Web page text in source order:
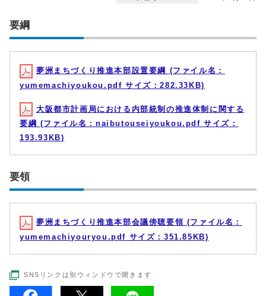
要綱
夢洲まちづくり推進本部設置要綱 (ファイル名：
yumemachiyoukou.pdf サイズ：282.33KB)
大阪都市計画局における内部統制の推進体制に関する
要綱 (ファイル名：naibutouseiyoukou.pdf サイズ：
193.93KB)
要領
夢洲まちづくり推進本部会議傍聴要領 (ファイル名：
yumemachiyouryou.pdf サイズ：351.85KB)
SNSリンクは別ウィンドウで開きます